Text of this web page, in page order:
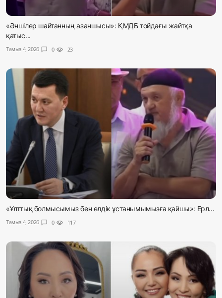
«Әншілер шайтанның азаншысы»: ҚМДБ тойдағы жайтқа
қатыс...
Тамыз 4, 2026 chat_bubble 0 visibility 23
«Ұлттық болмысымыз бен елдік ұстанымымызға қайшы»: Ерл...
Тамыз 4, 2026 chat_bubble 0 visibility 117